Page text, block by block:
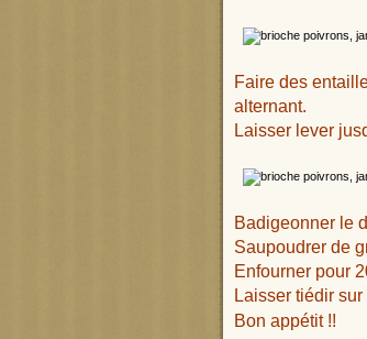
Faire des
alternant.
Laisser lever
Badigeonner le
Saupoudrer de
Enfourner pour
Laisser tiédir
Bon appétit !!